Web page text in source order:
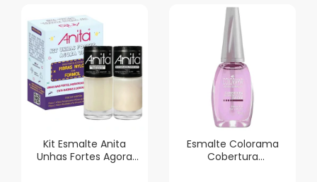
Kit Esmalte Anita
Unhas Fortes Agora
Esmalte Colorama
Cobertura